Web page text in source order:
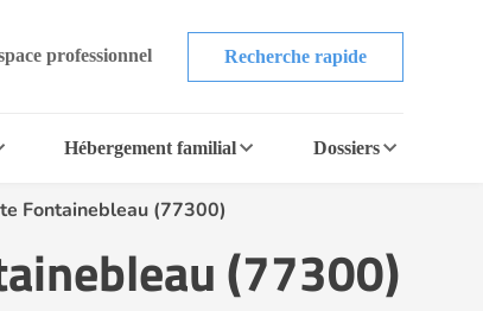
professionnel Recherche rapide
Hébergement familial Dossiers
Fontainebleau (77300)
(77300)